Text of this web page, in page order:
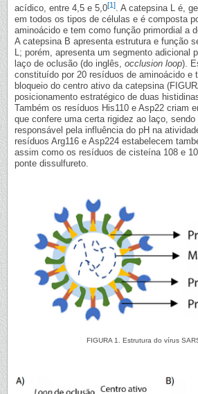
acídico, entre 4,5 e 5,0[1]. A catepsina L é,
em todos os tipos de células e é composta
aminoácido e tem como função primordial a
A catepsina B apresenta estrutura e função
L; porém, apresenta um segmento adicional
laço de oclusão (do inglês, occlusion loop).
constituído por 20 resíduos de aminoácido e
bloqueio do centro ativo da catepsina
posicionamento estratégico de duas
Também os resíduos His110 e Asp22 criam
que confere uma certa rigidez ao laço,
responsável pela influência do pH na
resíduos Arg116 e Asp224 estabelecem
assim como os resíduos de cisteína 108 e
ponte dissulfureto.
FIGURA 1. Estrutura do vírus